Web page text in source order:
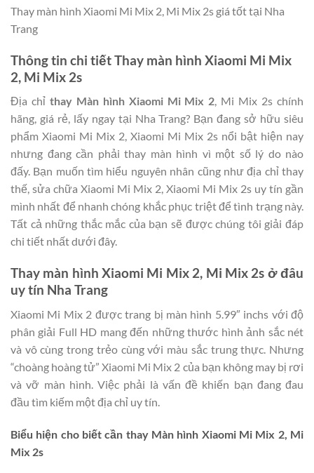
Thay màn hình Xiaomi Mi Mix 2, Mi Mix 2s giá tốt tại Nha
Trang
Thông tin chi tiết Thay màn hình Xiaomi Mi Mix
2, Mi Mix 2s
Địa chỉ thay Màn hình Xiaomi Mi Mix 2, Mi Mix 2s chính
hãng, giá rẻ, lấy ngay tại Nha Trang? Bạn đang sở hữu siêu
phẩm Xiaomi Mi Mix 2, Xiaomi Mi Mix 2s nổi bật hiện nay
nhưng đang cần phải thay màn hình vì một số lý do nào
đấy. Bạn muốn tìm hiểu nguyên nhân cũng như địa chỉ thay
thế, sửa chữa Xiaomi Mi Mix 2, Xiaomi Mi Mix 2s uy tín gần
mình nhất để nhanh chóng khắc phục triệt để tình trạng này.
Tất cả những thắc mắc của bạn sẽ được chúng tôi giải đáp
chi tiết nhất dưới đây.
Thay màn hình Xiaomi Mi Mix 2, Mi Mix 2s ở đâu
uy tín Nha Trang
Xiaomi Mi Mix 2 được trang bị màn hình 5.99″ inchs với độ
phân giải Full HD mang đến những thước hình ảnh sắc nét
và vô cùng trong trẻo cùng với màu sắc trung thực. Nhưng
“choàng hoàng tử” Xiaomi Mi Mix 2 của bạn không may bị rơi
và vỡ màn hình. Việc phải là vấn đề khiến bạn đang đau
đầu tìm kiếm một địa chỉ uy tín.
Biểu hiện cho biết cần thay Màn hình Xiaomi Mi Mix 2, Mi
Mix 2s